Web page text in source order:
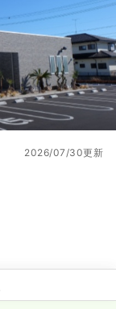
2026/07/30更新